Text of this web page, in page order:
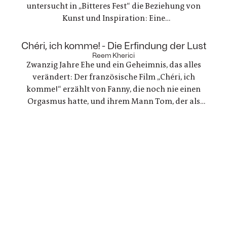
untersucht in „Bitteres Fest“ die Beziehung von
Kunst und Inspiration: Eine
nach Lanzarote reist, um zu trauern und ein
Regisseur, der in einer kreativen Krise steckt - zwei
Geschichten, die zunehmend verschmelzen.
Chéri, ich komme! - Die Erfindung der Lust
Reem Kherici
Zwanzig Jahre Ehe und ein Geheimnis, das alles
verändert: Der französische Film „Chéri, ich
komme!“ erzählt von Fanny, die noch nie einen
Orgasmus hatte, und ihrem Mann Tom, der als